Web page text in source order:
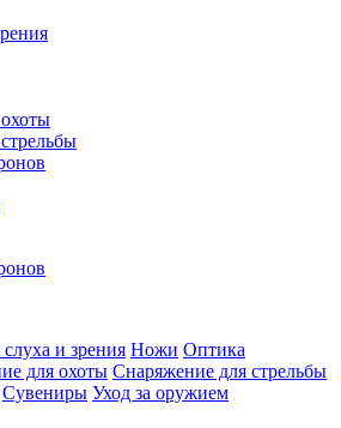
и зрения Ножи Оптика
для охоты Снаряжение для стрельбы
Сувениры Уход за оружием